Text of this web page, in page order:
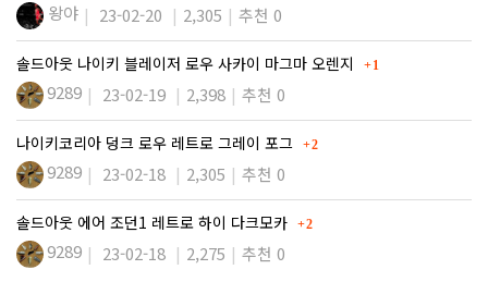
왕야 23-02-20 2,305 추천 0
솔드아웃 나이키 블레이저 로우 사카이 마그마 오렌지 댓글
1
9289 23-02-19 2,398 추천 0
나이키코리아 덩크 로우 레트로 그레이 포그 댓글
2
9289 23-02-18 2,305 추천 0
솔드아웃 에어 조던1 레트로 하이 다크모카 댓글
2
9289 23-02-18 2,275 추천 0